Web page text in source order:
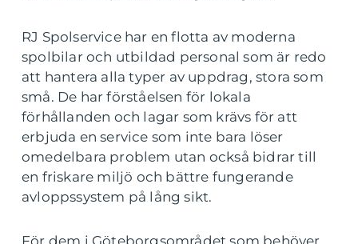
RJ Spolservice har en flotta av moderna
spolbilar och utbildad personal som är redo
att hantera alla typer av uppdrag, stora som
små. De har förståelsen för lokala
förhållanden och lagar som krävs för att
erbjuda en service som inte bara löser
omedelbara problem utan också bidrar till
en friskare miljö och bättre fungerande
avloppssystem på lång sikt.